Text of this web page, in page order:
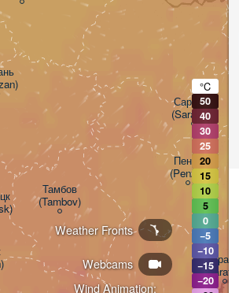
Wind Animation:
Webcams
Weather Fronts
Тамбов
(Tambov)
Саратов
(Saratov)
Пенза
(Penza)
Саранск
(Saransk)
°C
50
40
30
25
20
15
10
5
0
−5
−10
−15
−20